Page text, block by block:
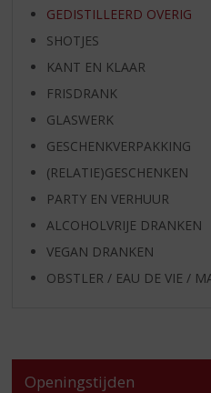
GEDISTILLEERD OVERIG
SHOTJES
KANT EN KLAAR
FRISDRANK
GLASWERK
GESCHENKVERPAKKING
(RELATIE)GESCHENKEN
PARTY EN VERHUUR
ALCOHOLVRIJE DRANKEN
VEGAN DRANKEN
OBSTLER / EAU DE VIE /
Openingstijden